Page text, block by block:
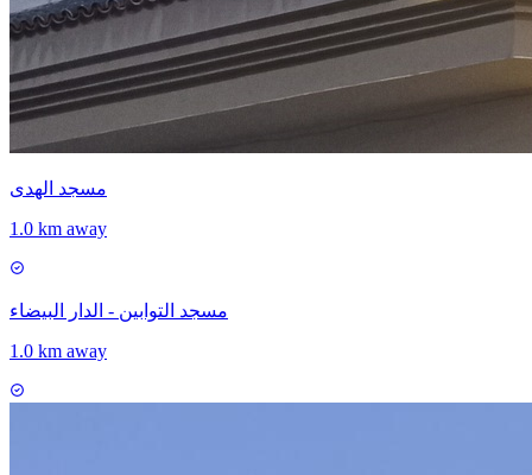
مسجد الهدى
1.0 km away
مسجد التوابين - الدار البيضاء
1.0 km away